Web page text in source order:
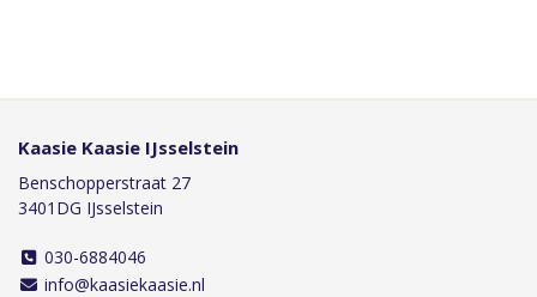
Kaasie Kaasie IJsselstein
Benschopperstraat 27
3401DG IJsselstein
030-6884046
info@kaasiekaasie.nl